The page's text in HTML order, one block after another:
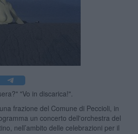
"Vo in discarica!".
, una frazione del Comune di Peccioli, in
un concerto dell'orchestra del
nell’ambito delle celebrazioni per il